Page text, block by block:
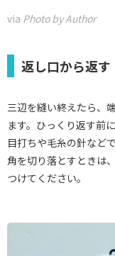
via Photo by Author
返し口から返す
三辺を縫い終えたら、
ます。ひっくり返す前
目打ちや毛糸の針など
角を切り落とすときは
つけてください。